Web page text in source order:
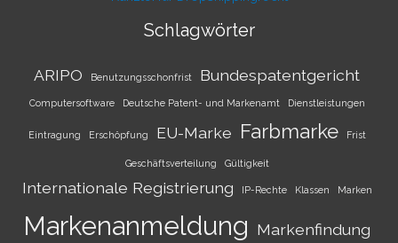
Schlagwörter
ARIPO Benutzungsschonfrist Bundespatentgericht
Computersoftware Deutsche Patent- und Markenamt Dienstleistungen
Eintragung Erschöpfung EU-Marke Farbmarke Frist
Geschäftsverteilung Gültigkeit
Internationale Registrierung IP-Rechte Klassen Marken
Markenanmeldung Markenfindung